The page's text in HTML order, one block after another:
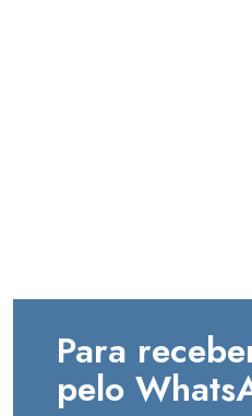
Para
pelo